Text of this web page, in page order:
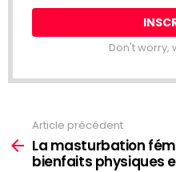
Don't worry,
more
Article précédent
La masturbation
bienfaits physiques